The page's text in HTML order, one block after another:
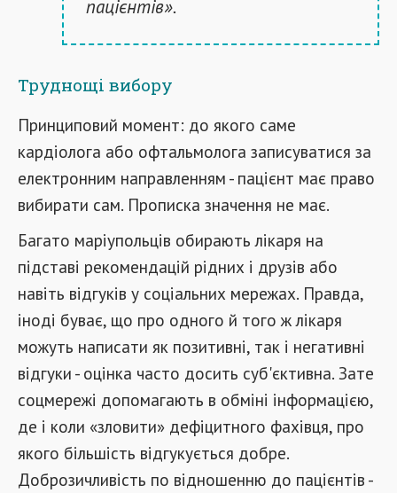
пацієнтів».
Труднощі вибору
Принциповий момент: до якого саме
кардіолога або офтальмолога записуватися за
електронним направленням - пацієнт має право
вибирати сам. Прописка значення не має.
Багато маріупольців обирають лікаря на
підставі рекомендацій рідних і друзів або
навіть відгуків у соціальних мережах. Правда,
іноді буває, що про одного й того ж лікаря
можуть написати як позитивні, так і негативні
відгуки - оцінка часто досить суб'єктивна. Зате
соцмережі допомагають в обміні інформацією,
де і коли «зловити» дефіцитного фахівця, про
якого більшість відгукується добре.
Доброзичливість по відношенню до пацієнтів -